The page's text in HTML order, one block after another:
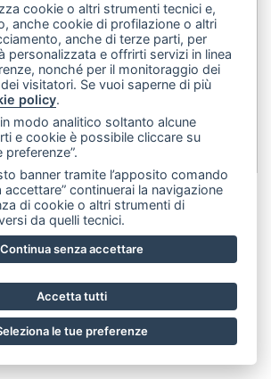
- P.IVA 06614890967
cookie o altri strumenti tecnici e,
anche cookie di profilazione o altri
anche di terze parti, per
personalizzata e offrirti servizi in linea
nonché per il monitoraggio dei
visitatori. Se vuoi saperne di più
policy.
modo analitico soltanto alcune
e cookie è possibile cliccare su
preferenze”.
banner tramite l’apposito comando
accettare” continuerai la navigazione
di cookie o altri strumenti di
da quelli tecnici.
Continua senza accettare
Accetta tutti
le tue preferenze